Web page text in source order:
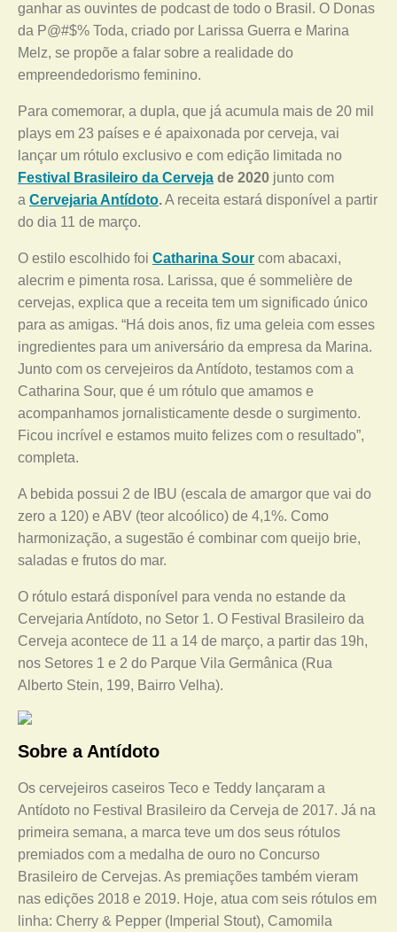
ganhar as ouvintes de podcast de todo o Brasil. O Donas
da P@#$% Toda, criado por Larissa Guerra e Marina
Melz, se propõe a falar sobre a realidade do
empreendedorismo feminino.
Para comemorar, a dupla, que já acumula mais de 20 mil
plays em 23 países e é apaixonada por cerveja, vai
lançar um rótulo exclusivo e com edição limitada no
Festival Brasileiro da Cerveja de 2020 junto com
a Cervejaria Antídoto.A receita estará disponível a partir
do dia 11 de março.
O estilo escolhido foi Catharina Sour com abacaxi,
alecrim e pimenta rosa. Larissa, que é sommelière de
cervejas, explica que a receita tem um significado único
para as amigas. “Há dois anos, fiz uma geleia com esses
ingredientes para um aniversário da empresa da Marina.
Junto com os cervejeiros da Antídoto, testamos com a
Catharina Sour, que é um rótulo que amamos e
acompanhamos jornalisticamente desde o surgimento.
Ficou incrível e estamos muito felizes com o resultado”,
completa.
A bebida possui 2 de IBU (escala de amargor que vai do
zero a 120) e ABV (teor alcoólico) de 4,1%. Como
harmonização, a sugestão é combinar com queijo brie,
saladas e frutos do mar.
O rótulo estará disponível para venda no estande da
Cervejaria Antídoto, no Setor 1. O Festival Brasileiro da
Cerveja acontece de 11 a 14 de março, a partir das 19h,
nos Setores 1 e 2 do Parque Vila Germânica (Rua
Alberto Stein, 199, Bairro Velha).
Sobre a Antídoto
Os cervejeiros caseiros Teco e Teddy lançaram a
Antídoto no Festival Brasileiro da Cerveja de 2017. Já na
primeira semana, a marca teve um dos seus rótulos
premiados com a medalha de ouro no Concurso
Brasileiro de Cervejas. As premiações também vieram
nas edições 2018 e 2019. Hoje, atua com seis rótulos em
linha: Cherry & Pepper (Imperial Stout), Camomila